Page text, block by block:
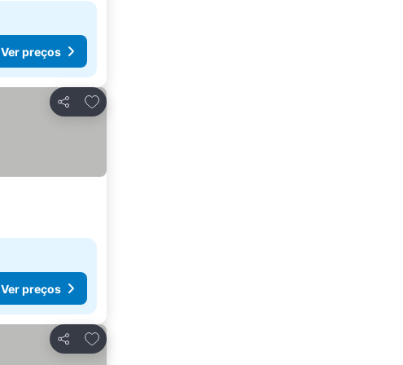
Ver preços
Partilhar
Adicionar aos favoritos
Ver preços
Partilhar
Adicionar aos favoritos